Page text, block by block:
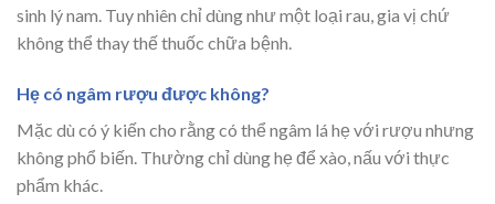
sinh lý nam. Tuy nhiên chỉ dùng như một loại rau, gia vị chứ
không thể thay thế thuốc chữa bệnh.
Hẹ có ngâm rượu được không?
Mặc dù có ý kiến cho rằng có thể ngâm lá hẹ với rượu nhưng
không phổ biến. Thường chỉ dùng hẹ để xào, nấu với thực
phẩm khác.